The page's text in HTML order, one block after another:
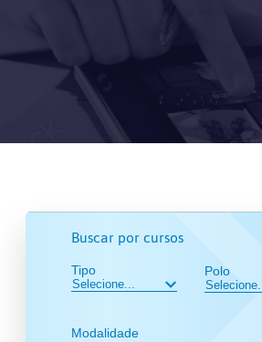
Buscar por cursos
Tipo
Modalidade
Polo